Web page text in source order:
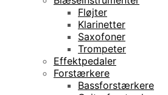
Fløjter
Klarinetter
Saxofoner
Trompeter
Effektpedaler
Forstærkere
Bassforstærkere